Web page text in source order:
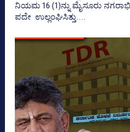
ನಿಯಮ 16 (1)ನ್ನು ಮೈಸೂರು
ಪದೇ ಉಲ್ಲಂಘಿಸಿತ್ತು....